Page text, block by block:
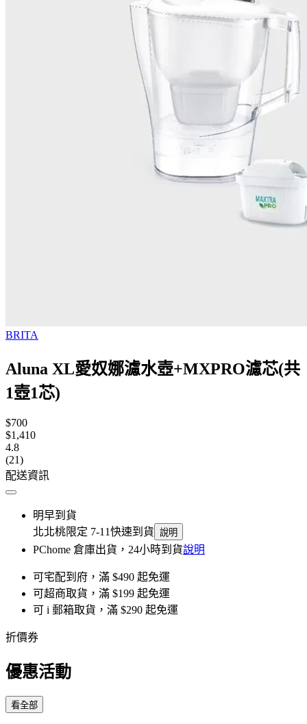
BRITA
Aluna XL愛奴娜濾水壺+MXPRO濾芯(共
1壺1芯)
$700
$1,410
4.8
(21)
配送資訊
明早到貨
北北桃限定 7-11快速到貨 說明
PChome 倉庫出貨，24小時到貨說明
可宅配到府，滿 $490 起免運
可超商取貨，滿 $199 起免運
可 i 郵箱取貨，滿 $290 起免運
折價券
優惠活動
看全部